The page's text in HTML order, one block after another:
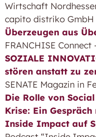
Wirtschaft
capito distriko GmbH
Überzeugen aus
FRANCHISE Connect
SOZIALE
stören anstatt zu
SENATE Magazin in
Die Rolle von
Krise: Ein
Inside Impact auf